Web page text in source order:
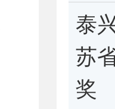
泰
苏
奖